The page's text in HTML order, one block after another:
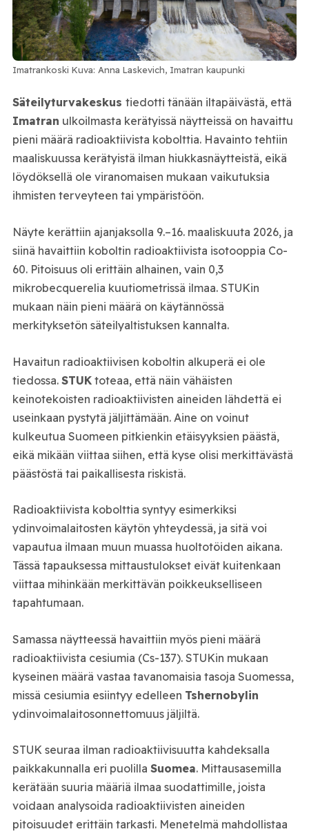
Imatrankoski Kuva: Anna Laskevich, Imatran kaupunki
Säteilyturvakeskus tiedotti tänään iltapäivästä, että
Imatran ulkoilmasta kerätyissä näytteissä on havaittu
pieni määrä radioaktiivista kobolttia. Havainto tehtiin
maaliskuussa kerätyistä ilman hiukkasnäytteistä, eikä
löydöksellä ole viranomaisen mukaan vaikutuksia
ihmisten terveyteen tai ympäristöön.
Näyte kerättiin ajanjaksolla 9.–16. maaliskuuta 2026, ja
siinä havaittiin koboltin radioaktiivista isotooppia Co-
60. Pitoisuus oli erittäin alhainen, vain 0,3
mikrobecquerelia kuutiometrissä ilmaa. STUKin
mukaan näin pieni määrä on käytännössä
merkityksetön säteilyaltistuksen kannalta.
Havaitun radioaktiivisen koboltin alkuperä ei ole
tiedossa. STUKtoteaa, että näin vähäisten
keinotekoisten radioaktiivisten aineiden lähdettä ei
useinkaan pystytä jäljittämään. Aine on voinut
kulkeutua Suomeen pitkienkin etäisyyksien päästä,
eikä mikään viittaa siihen, että kyse olisi merkittävästä
päästöstä tai paikallisesta riskistä.
Radioaktiivista kobolttia syntyy esimerkiksi
ydinvoimalaitosten käytön yhteydessä, ja sitä voi
vapautua ilmaan muun muassa huoltotöiden aikana.
Tässä tapauksessa mittaustulokset eivät kuitenkaan
viittaa mihinkään merkittävän poikkeukselliseen
tapahtumaan.
Samassa näytteessä havaittiin myös pieni määrä
radioaktiivista cesiumia (Cs-137). STUKin mukaan
kyseinen määrä vastaa tavanomaisia tasoja Suomessa,
missä cesiumia esiintyy edelleen Tshernobylin
ydinvoimalaitosonnettomuusjäljiltä.
STUK seuraa ilman radioaktiivisuutta kahdeksalla
paikkakunnalla eri puolilla Suomea. Mittausasemilla
kerätään suuria määriä ilmaa suodattimille, joista
voidaan analysoida radioaktiivisten aineiden
pitoisuudet erittäin tarkasti. Menetelmä mahdollistaa